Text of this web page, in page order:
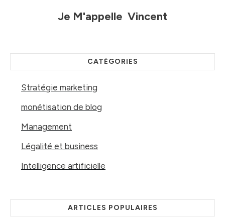
Je M'appelle Vincent
CATÉGORIES
Stratégie marketing
monétisation de blog
Management
Légalité et business
Intelligence artificielle
ARTICLES POPULAIRES